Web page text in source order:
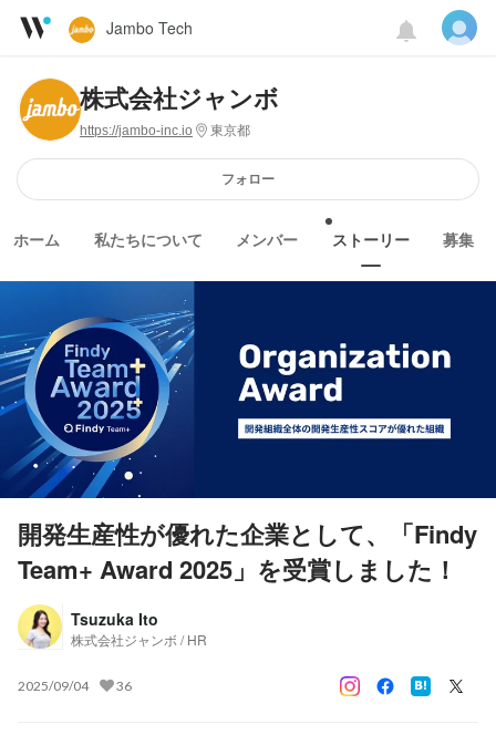
Jambo Tech
株式会社ジャンボ
https://jambo-inc.io 東京都
フォロー
ホーム 私たちについて メンバー ストーリー 募集
開発生産性が優れた企業として、「Findy
Team+ Award 2025」を受賞しました！
Tsuzuka Ito
株式会社ジャンボ / HR
2025/09/04 36